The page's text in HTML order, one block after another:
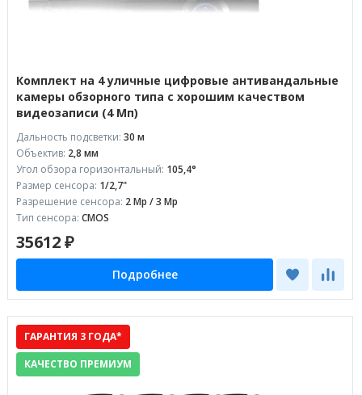
Комплект на 4 уличные цифровые антивандальные
камеры обзорного типа с хорошим качеством
видеозаписи (4 Мп)
Дальность подсветки: 30 м
Объектив: 2,8 мм
Угол обзора горизонтальный: 105,4°
Размер сенсора: 1/2,7"
Разрешение сенсора: 2 Mp / 3 Mp
Тип сенсора: CMOS
35612 ₽
Подробнее
ГАРАНТИЯ 3 ГОДА*
КАЧЕСТВО ПРЕМИУМ